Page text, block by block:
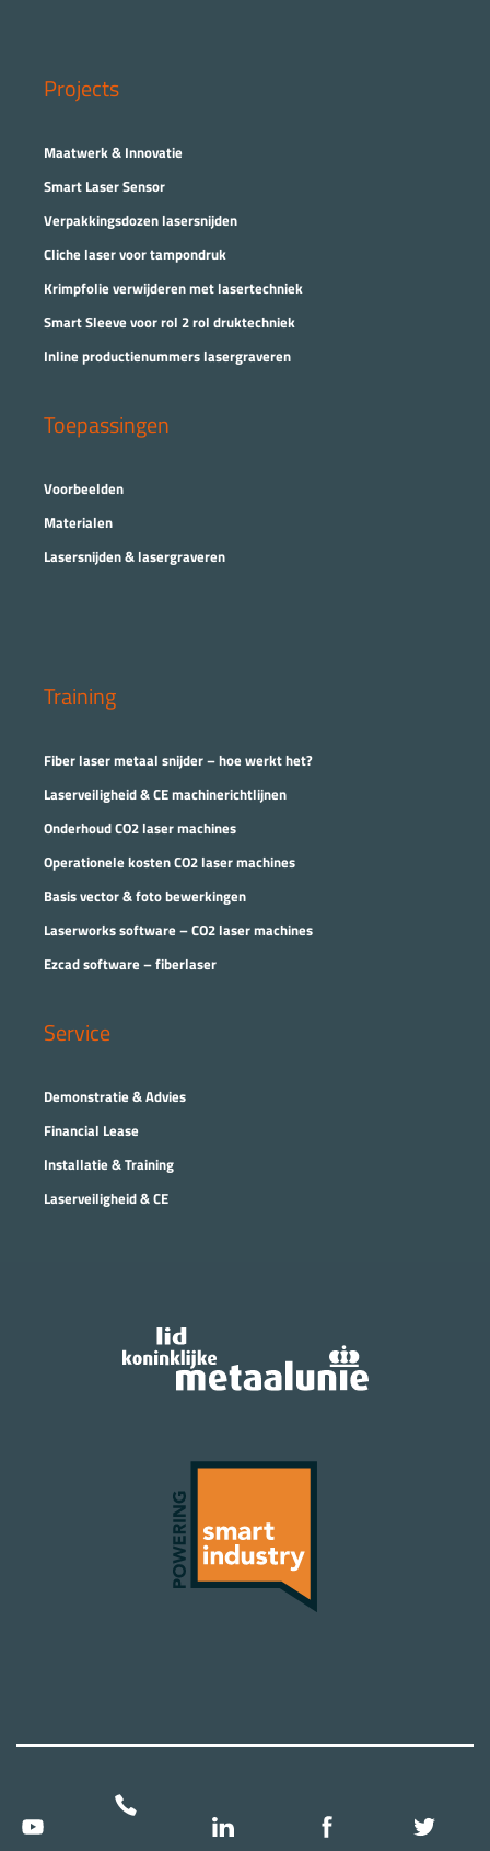
Projects
Maatwerk & Innovatie
Smart Laser Sensor
Verpakkingsdozen lasersnijden
Cliche laser voor tampondruk
Krimpfolie verwijderen met lasertechniek
Smart Sleeve voor rol 2 rol druktechniek
Inline productienummers lasergraveren
Toepassingen
Voorbeelden
Materialen
Lasersnijden & lasergraveren
Training
Fiber laser metaal snijder – hoe werkt het?
Laserveiligheid & CE machinerichtlijnen
Onderhoud CO2 laser machines
Operationele kosten CO2 laser machines
Basis vector & foto bewerkingen
Laserworks software – CO2 laser machines
Ezcad software – fiberlaser
Service
Demonstratie & Advies
Financial Lease
Installatie & Training
Laserveiligheid & CE